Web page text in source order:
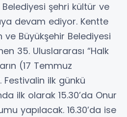
şehri kültür ve
devam ediyor. Kentte
Büyükşehir Belediyesi
35. Uluslararası “Halk
(17 Temmuz
Festivalin ilk günkü
ilk olarak 15.30’da Onur
yapılacak. 16.30’da ise